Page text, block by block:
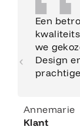
Een
we
Design
Annemarie
Klant